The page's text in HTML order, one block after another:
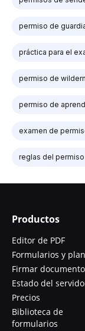
permiso de
práctica para el
permiso de
permiso de
examen de
reglas del
Productos
Editor de PDF
Formularios y
Firmar
Estado del
Precios
Biblioteca de
formularios